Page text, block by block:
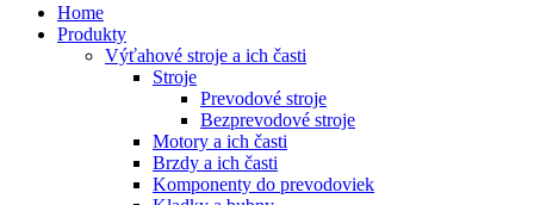
Home
Produkty
Výťahové stroje a ich časti
Stroje
Prevodové stroje
Bezprevodové stroje
Motory a ich časti
Brzdy a ich časti
Komponenty do prevodoviek